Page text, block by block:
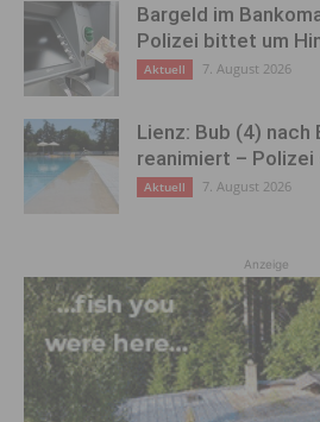
Bargeld im
Polizei bittet um
Aktuell 7. August 2026
Lienz: Bub (4) nach
reanimiert –
Aktuell 7. August 2026
Anzeige